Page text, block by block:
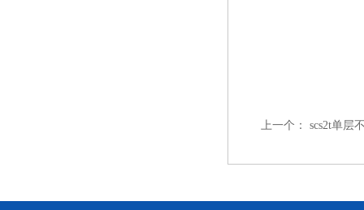
上一个： scs2t单层